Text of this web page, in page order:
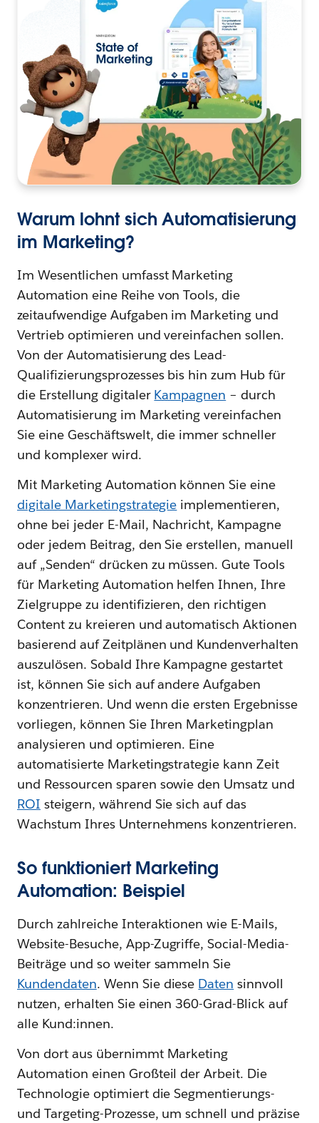
Warum lohnt sich Automatisierung
im Marketing?
Im Wesentlichen umfasst Marketing
Automation eine Reihe von Tools, die
zeitaufwendige Aufgaben im Marketing und
Vertrieb optimieren und vereinfachen sollen.
Von der Automatisierung des Lead-
Qualifizierungsprozesses bis hin zum Hub für
die Erstellung digitaler Kampagnen – durch
Automatisierung im Marketing vereinfachen
Sie eine Geschäftswelt, die immer schneller
und komplexer wird.
Mit Marketing Automation können Sie eine
digitale Marketingstrategie implementieren,
ohne bei jeder E-Mail, Nachricht, Kampagne
oder jedem Beitrag, den Sie erstellen, manuell
auf „Senden“ drücken zu müssen. Gute Tools
für Marketing Automation helfen Ihnen, Ihre
Zielgruppe zu identifizieren, den richtigen
Content zu kreieren und automatisch Aktionen
basierend auf Zeitplänen und Kundenverhalten
auszulösen. Sobald Ihre Kampagne gestartet
ist, können Sie sich auf andere Aufgaben
konzentrieren. Und wenn die ersten Ergebnisse
vorliegen, können Sie Ihren Marketingplan
analysieren und optimieren. Eine
automatisierte Marketingstrategie kann Zeit
und Ressourcen sparen sowie den Umsatz und
ROI steigern, während Sie sich auf das
Wachstum Ihres Unternehmens konzentrieren.
So funktioniert Marketing
Automation: Beispiel
Durch zahlreiche Interaktionen wie E-Mails,
Website-Besuche, App-Zugriffe, Social-Media-
Beiträge und so weiter sammeln Sie
Kundendaten. Wenn Sie diese Daten sinnvoll
nutzen, erhalten Sie einen 360-Grad-Blick auf
alle Kund:innen.
Von dort aus übernimmt Marketing
Automation einen Großteil der Arbeit. Die
Technologie optimiert die Segmentierungs-
und Targeting-Prozesse, um schnell und präzise